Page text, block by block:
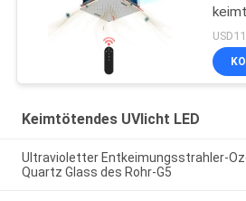
Keimtötendes UVlicht LED
Ultravioletter Entkeimungsstrahler-
Quartz Glass des Rohr-G5